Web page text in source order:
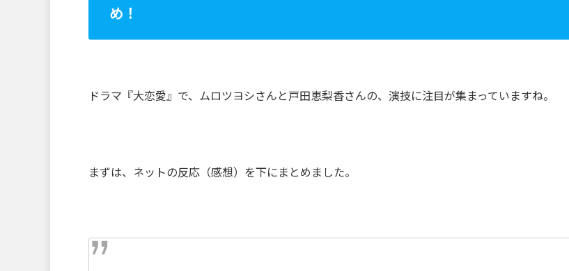
め！
ドラマ『大恋愛』で、ムロツヨシさんと戸田恵梨香さんの、演技に注目が集まっていますね。
まずは、ネットの反応（感想）を下にまとめました。